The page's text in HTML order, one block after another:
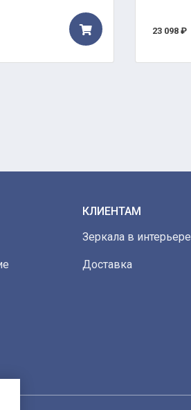
23 098 ₽
КЛИЕНТАМ
Зеркала в интерьере
Доставка